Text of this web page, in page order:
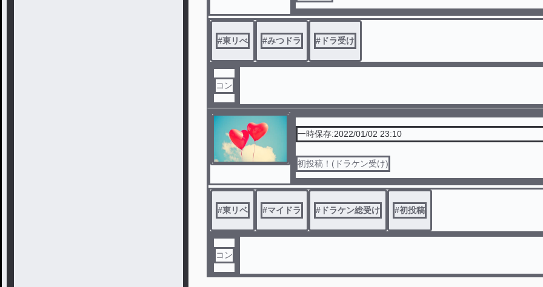
#東リべ #みつドラ # ドラ受け
コン
一時保存:2022/01/02 23:10
初投稿！(ドラケン受け)
#東リベ #マイドラ # ドラケン総受け #初投稿
コン